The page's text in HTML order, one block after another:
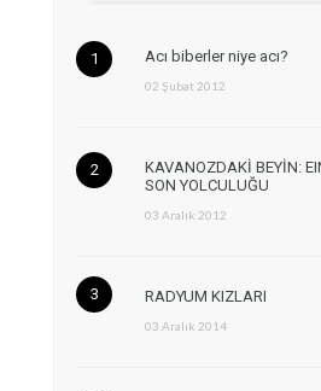
Acı biberler niye acı?
02 Şubat 2012
KAVANOZDAKİ BEYİN:
SON YOLCULUĞU
03 Aralık 2012
RADYUM KIZLARI
03 Aralık 2014